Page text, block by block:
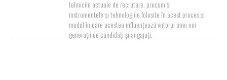
tehnicile actuale de recrutare, precum și
instrumentele și tehnologiile folosite în acest proces și
modul în care acestea influențează viitorul unei noi
generații de candidați și angajați.